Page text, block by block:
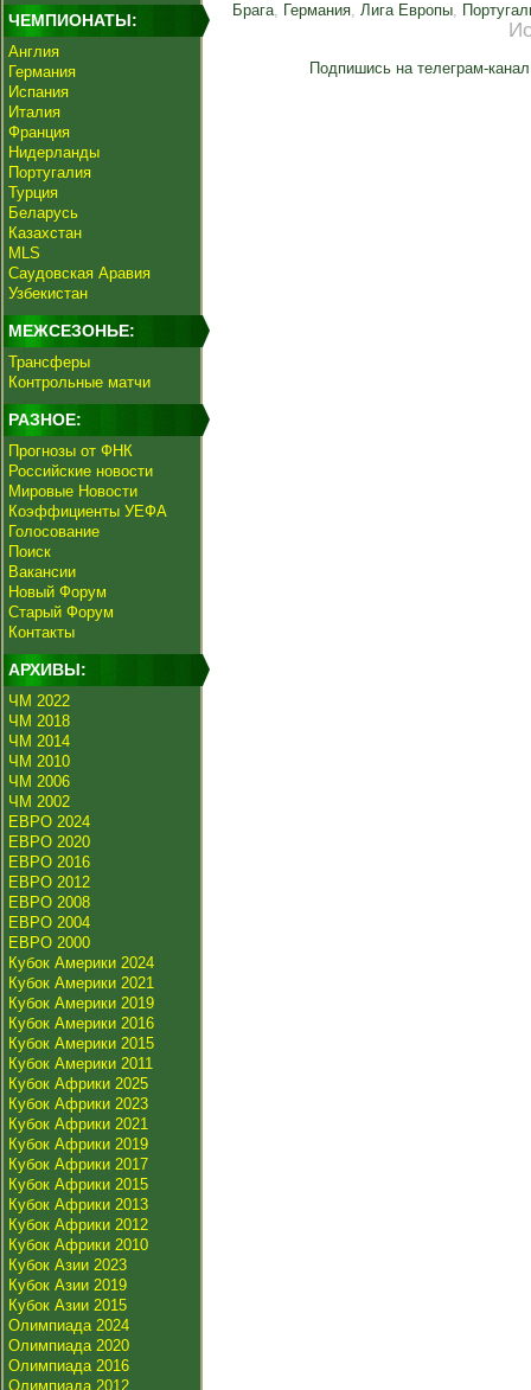
ЧЕМПИОНАТЫ:
Англия
Германия
Испания
Италия
Франция
Нидерланды
Португалия
Турция
Беларусь
Казахстан
MLS
Саудовская Аравия
Узбекистан
МЕЖСЕЗОНЬЕ:
Трансферы
Контрольные матчи
РАЗНОЕ:
Прогнозы от ФНК
Российские новости
Мировые Новости
Коэффициенты УЕФА
Голосование
Поиск
Вакансии
Новый Форум
Старый Форум
Контакты
АРХИВЫ:
ЧМ 2022
ЧМ 2018
ЧМ 2014
ЧМ 2010
ЧМ 2006
ЧМ 2002
ЕВРО 2024
ЕВРО 2020
ЕВРО 2016
ЕВРО 2012
ЕВРО 2008
ЕВРО 2004
ЕВРО 2000
Кубок Америки 2024
Кубок Америки 2021
Кубок Америки 2019
Кубок Америки 2016
Кубок Америки 2015
Кубок Америки 2011
Кубок Африки 2025
Кубок Африки 2023
Кубок Африки 2021
Кубок Африки 2019
Кубок Африки 2017
Кубок Африки 2015
Кубок Африки 2013
Кубок Африки 2012
Кубок Африки 2010
Кубок Азии 2023
Кубок Азии 2019
Кубок Азии 2015
Олимпиада 2024
Олимпиада 2020
Олимпиада 2016
Олимпиада 2012
Брага, Германия, Лига Европы,
Подпишись на телеграм-